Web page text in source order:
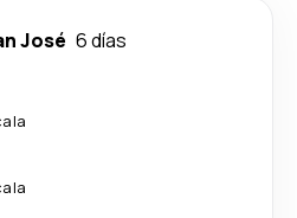
José 6 días